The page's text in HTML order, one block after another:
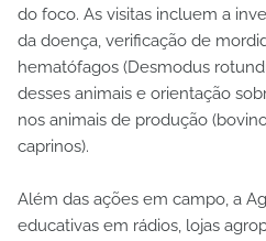
do foco. As visitas incluem a
da doença, verificação de
hematófagos (Desmodus
desses animais e orientação
nos animais de produção
caprinos).
Além das ações em campo, a
educativas em rádios, lojas